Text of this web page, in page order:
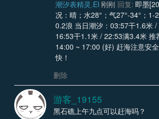
潮汐表精灵.EI 刚刚 回复: 即墨
况：晴；水28°；气27°-34°；1-
0.2浪 当日潮汐：03:57干1.6米
16:53干1.1米 / 22:53满3.4米 推
14:00 ~ 17:00 (好) 赶海注意安
快！
删除
游客_19155
黑石礁上午九点可以赶海吗？